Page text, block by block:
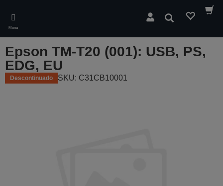
main
content
Menu
Pesquisar
Epson TM-T20 (001): USB, PS,
EDG, EU
Descontinuado SKU: C31CB10001